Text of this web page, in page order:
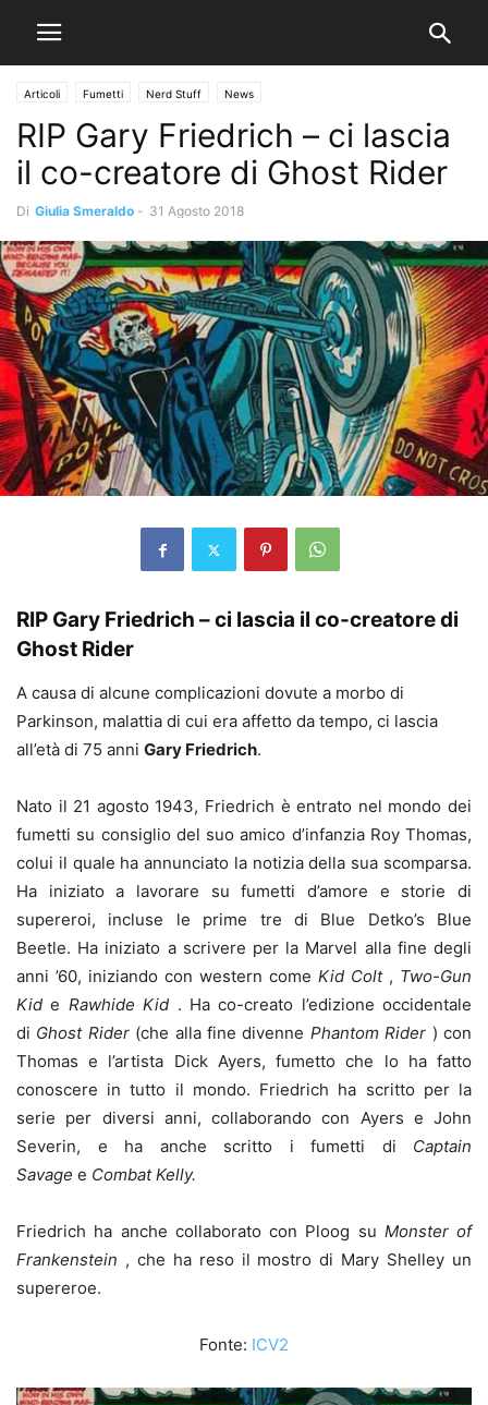
Articoli Fumetti Nerd Stuff News
RIP Gary Friedrich – ci lascia
il co-creatore di Ghost Rider
Di Giulia Smeraldo - 31 Agosto 2018
RIP Gary Friedrich – ci lascia il co-creatore di
Ghost Rider
A causa di alcune complicazioni dovute a morbo di
Parkinson, malattia di cui era affetto da tempo, ci lascia
all’età di 75 anni Gary Friedrich.
Nato il 21 agosto 1943, Friedrich è entrato nel mondo dei
fumetti su consiglio del suo amico d’infanzia Roy Thomas,
colui il quale ha annunciato la notizia della sua scomparsa.
Ha iniziato a lavorare su fumetti d’amore e storie di
supereroi, incluse le prime tre di Blue Detko’s Blue
Beetle. Ha iniziato a scrivere per la Marvel alla fine degli
anni ’60, iniziando con western come Kid Colt, Two-Gun
Kid e Rawhide Kid . Ha co-creato l’edizione occidentale
di Ghost Rider(che alla fine divenne Phantom Rider ) con
Thomas e l’artista Dick Ayers, fumetto che lo ha fatto
conoscere in tutto il mondo. Friedrich ha scritto per la
serie per diversi anni, collaborando con Ayers e John
Severin, e ha anche scritto i fumetti di Captain
Savage e Combat Kelly.
Friedrich ha anche collaborato con Ploog su Monster of
Frankenstein , che ha reso il mostro di Mary Shelley un
supereroe.
Fonte: ICV2